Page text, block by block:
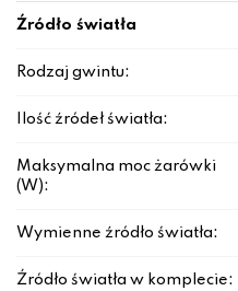
Źródło światła
Rodzaj gwintu:
Ilość źródeł światła:
Maksymalna moc żarówki
(W):
Wymienne źródło światła:
Źródło światła w komplecie: